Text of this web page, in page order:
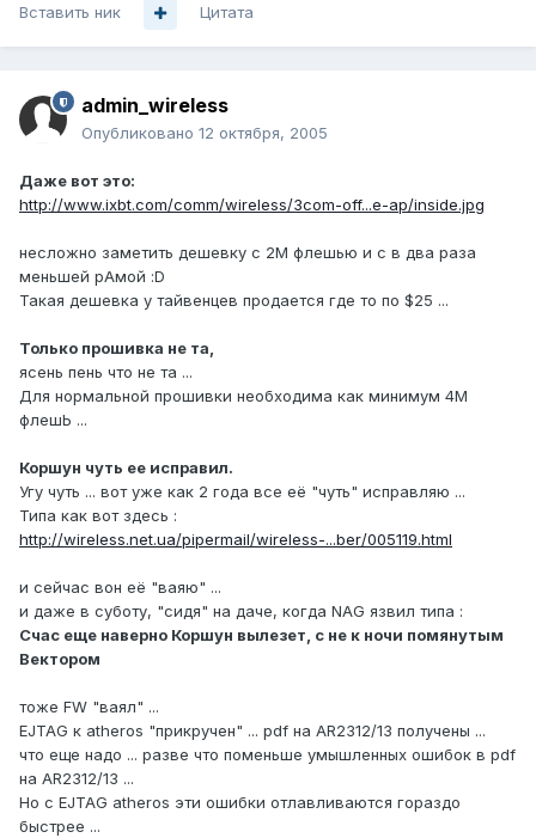
Вставить ник Цитата
admin_wireless
Опубликовано 12 октября, 2005
Даже вот это:
http://www.ixbt.com/comm/wireless/3com-off...e-ap/inside.jpg
несложно заметить дешевку с 2M флешью и с в два раза
меньшей рАмой :D
Такая дешевка у тайвенцев продается где то по $25 ...
Только прошивка не та,
ясень пень что не та ...
Для нормальной прошивки необходима как минимум 4M
флешЬ ...
Коршун чуть ее исправил.
Угу чуть ... вот уже как 2 года все её "чуть" исправляю ...
Типа как вот здесь :
http://wireless.net.ua/pipermail/wireless-...ber/005119.html
и сейчас вон её "ваяю" ...
и даже в суботу, "сидя" на даче, когда NAG язвил типа :
Счас еще наверно Коршун вылезет, с не к ночи помянутым
Вектором
тоже FW "ваял" ...
EJTAG к atheros "прикручен" ... pdf на AR2312/13 получены ...
что еще надо ... разве что поменьше умышленных ошибок в pdf
на AR2312/13 ...
Но с EJTAG atheros эти ошибки отлавливаются гораздо
быстрее ...